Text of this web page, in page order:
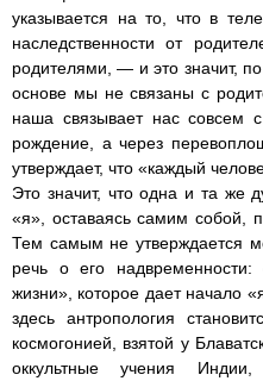
указывается на то, что в
наследственности от
родителями, — и это значит,
основе мы не связаны с
наша связывает нас совсем
рождение, а через
утверждает, что «каждый
Это значит, что одна и та же
«я», оставаясь самим собой,
Тем самым не утверждается
речь о его
жизни», которое дает начало
здесь антропология
космогонией, взятой у
оккультные учения